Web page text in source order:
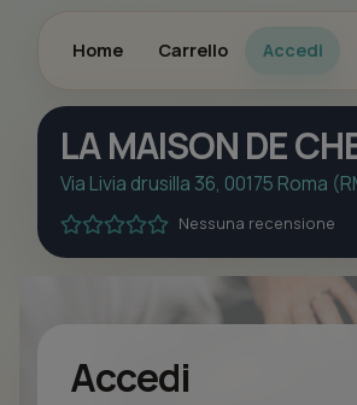
Home Carrello Accedi
LA MAISON DE
Via Livia drusilla 36, 00175 Roma
Nessuna recensione
Accedi